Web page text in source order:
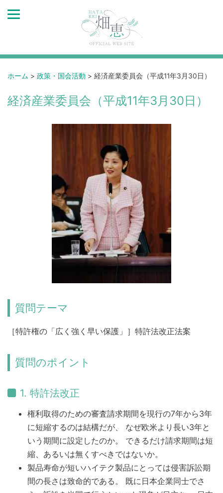
ホーム > 政策・国会活動 > 経済産業委員会（平成11年3月30日）
経済産業委員会（平成11年3月30日）
質問テーマ
［特許権の「広く強く早い保護」］特許法改正法案
質問のポイント
1. 特許法改正
権利取得のための審査請求期間を現行の7年から3年
に短縮するのは結構だが、 なぜ欧米より長い3年と
いう期間に設定したのか。 できるだけ請求期間は短
縮、あるいは無くすべきではないか。
製品寿命が短いハイテク製品にとっては侵害訴訟期
間の長さは致命的である。 既に日本企業同士でさ